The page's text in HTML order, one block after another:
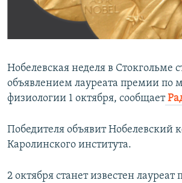
ПОБЕДИТЕЛЕЙ НЕ СУДЯТ?
КРЫМ.НЕПОКОРЕННЫЙ
ПРИСОЕДИНЯЙТЕСЬ!
Все сайты RFE/RL
Нобелевская неделя в Стокгольме
объявлением лауреата премии по
физиологии 1 октября, сообщает
Победителя объявит Нобелевский
Каролинского института.
2 октября станет известен лауреат